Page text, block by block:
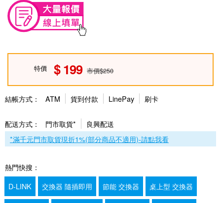
特價 199 市價$250
結帳方式： ATM 貨到付款 LinePay 刷卡
配送方式： 門市取貨*
良興配送
*滿千元門市取貨現折1%(部分商品不適用)-請點我看
熱門快搜：
D-LINK
交換器 隨插即用 節能 交換器 桌上型 交換器